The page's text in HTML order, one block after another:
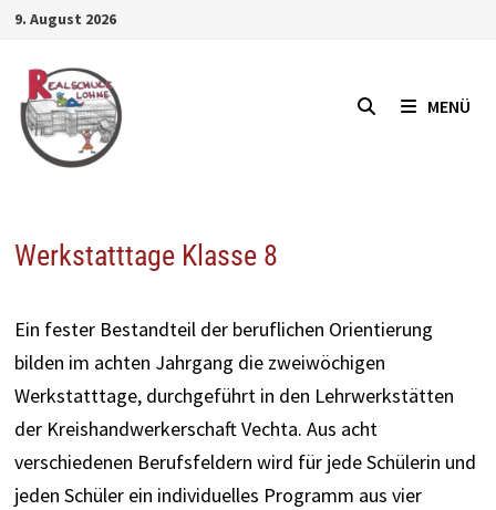
Zum
springen
9. August 2026
MENÜ
Werkstatttage Klasse 8
Ein fester Bestandteil der beruflichen Orientierung
bilden im achten Jahrgang die zweiwöchigen
Werkstatttage, durchgeführt in den Lehrwerkstätten
der Kreishandwerkerschaft Vechta. Aus acht
verschiedenen Berufsfeldern wird für jede Schülerin und
jeden Schüler ein individuelles Programm aus vier